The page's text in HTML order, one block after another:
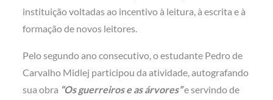
instituição voltadas ao incentivo à leitura, à escrita e à
formação de novos leitores.
Pelo segundo ano consecutivo, o estudante Pedro de
Carvalho Midlej participou da atividade, autografando
sua obra “Os guerreiros e as árvores”e servindo de